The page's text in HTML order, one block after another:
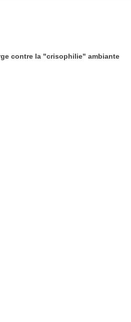
contre la "crisophilie" ambiante